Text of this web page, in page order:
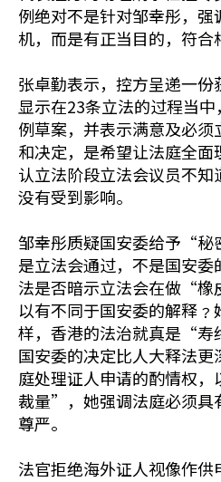
例绝对不是针对邹幸彤，
机，而是有正当目的，符合
张卓勤表示，控方呈递一份
显示在23条立法的过程当
例草案，并表示满意及必
和决定，是希望让法庭全
认立法阶段立法会议员不知
没有受到影响。
邹幸彤质疑国安委给予“
是立法会通过，不是国安
法是否暗示立法会在做“
以有不同于国安委的解释
样，香港的法治就真是“
国安委的决定比人大释法
庭处理证人申请的酌情权
裁量”，她强调法庭必须具
尊严。
法官拒绝海外证人视像作供